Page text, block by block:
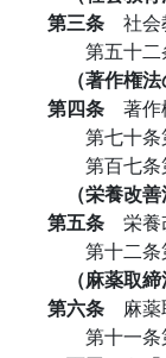
第三条 社会
第五十
（著作権
第四条 著作
第七十条
第百七条
（栄養改
第五条 栄養
第十二条
（麻薬取
第六条 麻
第十一